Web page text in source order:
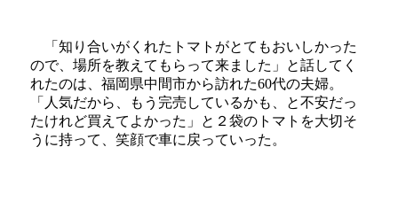
「知り合いがくれたトマトがとてもおいしかった
ので、場所を教えてもらって来ました」と話してく
れたのは、福岡県中間市から訪れた60代の夫婦。
「人気だから、もう完売しているかも、と不安だっ
たけれど買えてよかった」と２袋のトマトを大切そ
うに持って、笑顔で車に戻っていった。